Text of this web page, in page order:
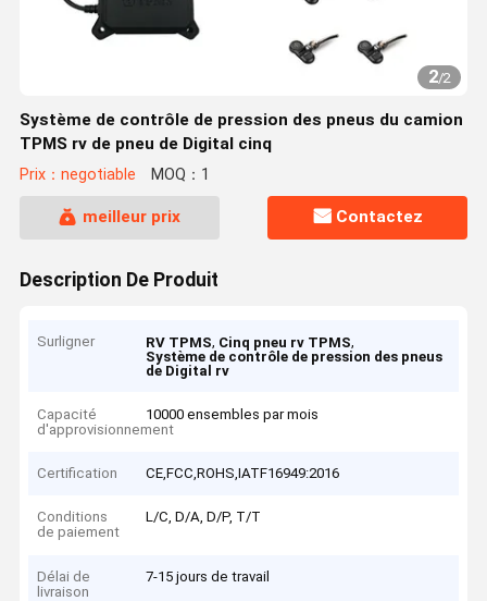
2/2
Système de contrôle de pression des pneus du camion
TPMS rv de pneu de Digital cinq
Prix：negotiable MOQ：1
meilleur prix Contactez
Description De Produit
Surligner RV TPMS, Cinq pneu rv TPMS,
Système de contrôle de pression des pneus
de Digital rv
Capacité
d'approvisionnement
10000 ensembles par mois
Certification CE,FCC,ROHS,IATF16949:2016
Conditions
de paiement
L/C, D/A, D/P, T/T
Délai de
livraison
7-15 jours de travail